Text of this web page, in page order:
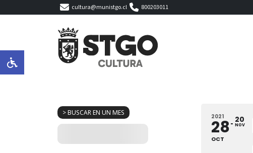
cultura@munistgo.cl 800203011
> BUSCAR EN UN MES 2021
28
OCT
20
NOV